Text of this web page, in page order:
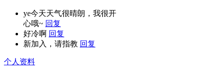
ye今天天气很晴朗，我很开
心哦~ 回复
好冷啊 回复
新加入，请指教 回复
个人资料